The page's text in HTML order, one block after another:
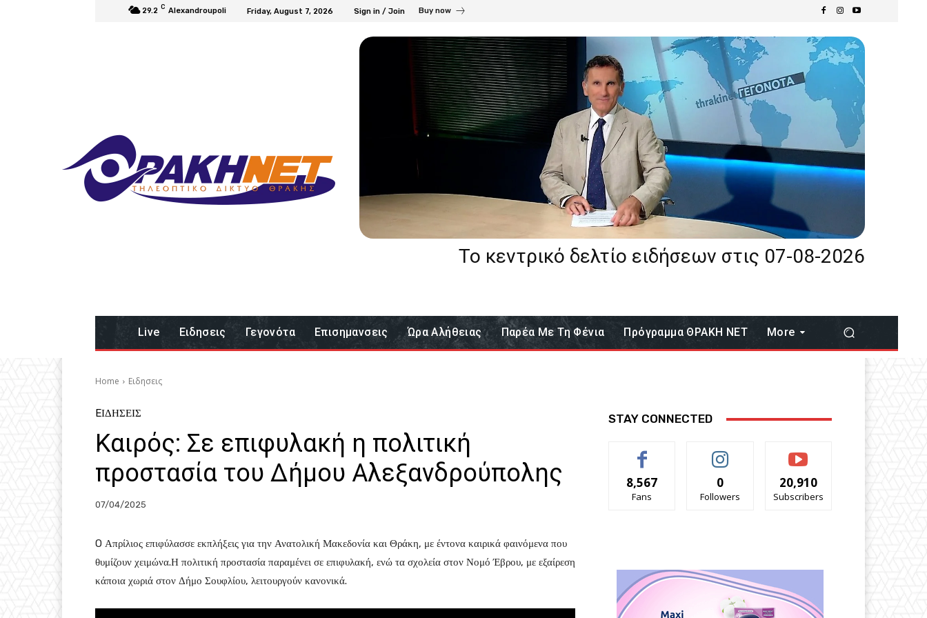
29.2 C Alexandroupoli Friday, August 7, 2026 Sign in / Join Buy now
Το κεντρικό δελτίο ειδήσεων στις 07-08-2026
Live Eιδησεις Γεγονότα Επισημανσεις Ώρα Αλήθειας Παρέα Με Τη Φένια Πρόγραμμα ΘΡΑΚΗ ΝΕΤ More
Home Eιδησεις
EΙΔΗΣΕΙΣ
Καιρός: Σε επιφυλακή η πολιτική
προστασία του Δήμου Αλεξανδρούπολης
07/04/2025
O Απρίλιος επιφύλασσε εκπλήξεις για την Ανατολική Μακεδονία και Θράκη, με έντονα καιρικά φαινόμενα που
θυμίζουν χειμώνα.Η πολιτική προστασία παραμένει σε επιφυλακή, ενώ τα σχολεία στον Νομό Έβρου, με εξαίρεση
κάποια χωριά στον Δήμο Σουφλίου, λειτουργούν κανονικά.
STAY CONNECTED
8,567
Fans
0
Followers
20,910
Subscribers